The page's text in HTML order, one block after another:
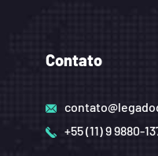
Contato
+55 (11) 9 9880-